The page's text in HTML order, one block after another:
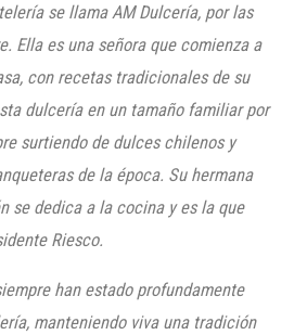
se llama AM Dulcería, por las
Ella es una señora que comienza a
con recetas tradicionales de su
dulcería en un tamaño familiar por
surtiendo de dulces chilenos y
de la época. Su hermana
se dedica a la cocina y es la que
Riesco.
han estado profundamente
manteniendo viva una tradición